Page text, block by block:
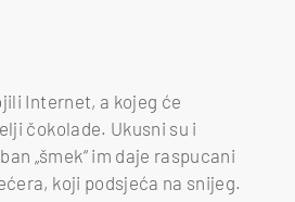
Internet, a kojeg će
čokolade. Ukusni su i
„šmek“ im daje raspucani
koji podsjeća na snijeg.